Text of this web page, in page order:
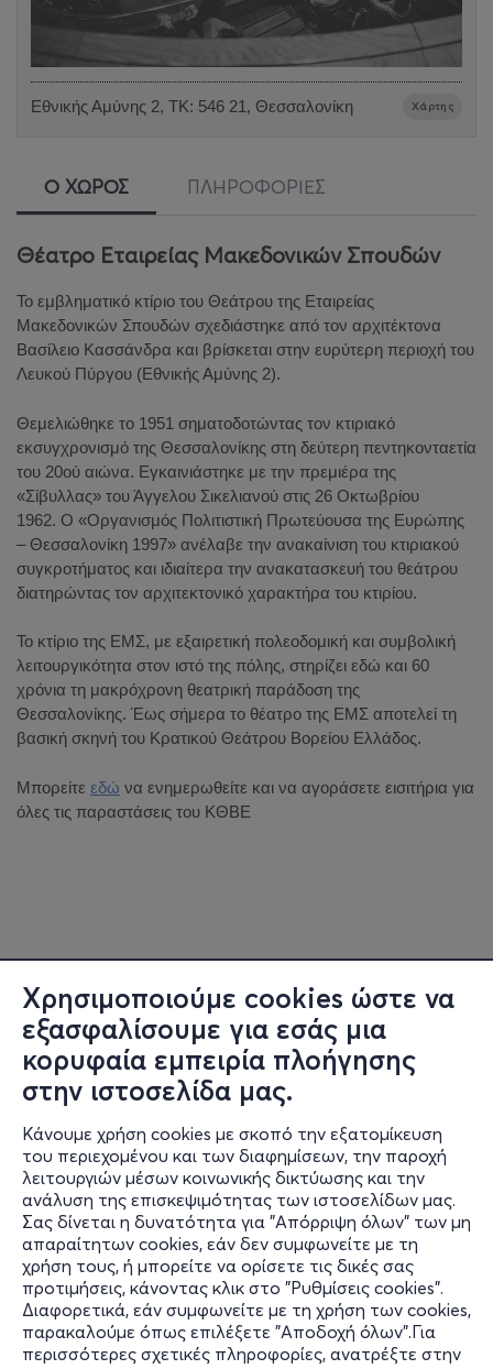
Χρησιμοποιούμε cookies ώστε να
εξασφαλίσουμε για εσάς μια
κορυφαία εμπειρία πλοήγησης
στην ιστοσελίδα μας.
Κάνουμε χρήση cookies με σκοπό την εξατομίκευση
του περιεχομένου και των διαφημίσεων, την παροχή
λειτουργιών μέσων κοινωνικής δικτύωσης και την
ανάλυση της επισκεψιμότητας των ιστοσελίδων μας.
Σας δίνεται η δυνατότητα για "Απόρριψη όλων" των μη
απαραίτητων cookies, εάν δεν συμφωνείτε με τη
χρήση τους, ή μπορείτε να ορίσετε τις δικές σας
προτιμήσεις, κάνοντας κλικ στο "Ρυθμίσεις cookies".
Διαφορετικά, εάν συμφωνείτε με τη χρήση των cookies,
παρακαλούμε όπως επιλέξετε "Αποδοχή όλων".Για
περισσότερες σχετικές πληροφορίες, ανατρέξτε στην
Εθνικής Αμύνης 2, ΤΚ: 546 21, Θεσσαλονίκη Χάρτης
Ο ΧΩΡΟΣ ΠΛΗΡΟΦΟΡΙΕΣ
Θέατρο Εταιρείας Μακεδονικών Σπουδών
Το εμβληματικό κτίριο του Θεάτρου της Εταιρείας
Μακεδονικών Σπουδών σχεδιάστηκε από τον αρχιτέκτονα
Βασίλειο Κασσάνδρα και βρίσκεται στην ευρύτερη περιοχή του
Λευκού Πύργου (Εθνικής Αμύνης 2).
Θεμελιώθηκε το 1951 σηματοδοτώντας τον κτιριακό
εκσυγχρονισμό της Θεσσαλονίκης στη δεύτερη πεντηκονταετία
του 20ού αιώνα. Εγκαινιάστηκε με την πρεμιέρα της
«Σίβυλλας» του Άγγελου Σικελιανού στις 26 Οκτωβρίου
1962. Ο «Οργανισμός Πολιτιστική Πρωτεύουσα της Ευρώπης
– Θεσσαλονίκη 1997» ανέλαβε την ανακαίνιση του κτιριακού
συγκροτήματος και ιδιαίτερα την ανακατασκευή του θεάτρου
διατηρώντας τον αρχιτεκτονικό χαρακτήρα του κτιρίου.
Το κτίριο της ΕΜΣ, με εξαιρετική πολεοδομική και συμβολική
λειτουργικότητα στον ιστό της πόλης, στηρίζει εδώ και 60
χρόνια τη μακρόχρονη θεατρική παράδοση της
Θεσσαλονίκης. Έως σήμερα το θέατρο της ΕΜΣ αποτελεί τη
βασική σκηνή του Κρατικού Θεάτρου Βορείου Ελλάδος.
Μπορείτε εδώ να ενημερωθείτε και να αγοράσετε εισιτήρια για
όλες τις παραστάσεις του ΚΘΒΕ
Πληροφορίες
Υποστήριξη
Stay Connected